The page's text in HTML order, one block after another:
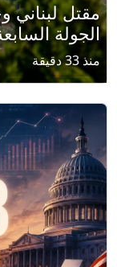
مقتل لبناني
الجولة
منذ 33 دقيقة